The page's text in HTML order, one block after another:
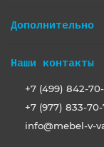
Дополнительно
Наши контакты
+7 (499) 842-
+7 (977) 833-
info@mebel-v-